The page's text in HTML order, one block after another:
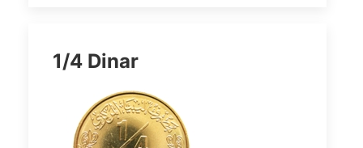
1/4 Dinar